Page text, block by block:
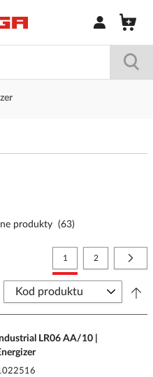
Zaloguj się /
produkty (63)
Strona
Aktualnie czytasz stronę
1 Strona
2
LR06 AA/10 |